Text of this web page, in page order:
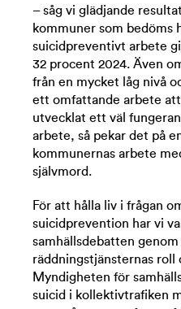
– såg vi glädjande
kommuner som bedöms
suicidpreventivt arbete
32 procent 2024. Även
från en mycket låg nivå
ett omfattande arbete
utvecklat ett väl
arbete, så pekar det på
kommunernas arbete
självmord.
För att hålla liv i frågan
suicidprevention har vi
samhällsdebatten
räddningstjänsternas roll
Myndigheten för
suicid i kollektivtrafiken